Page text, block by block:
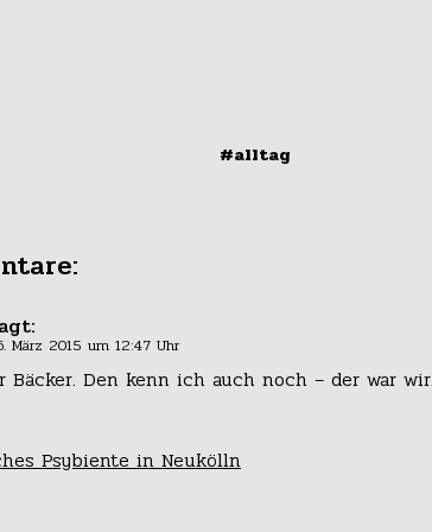
#alltag
März 2015 um 12:47 Uhr
Bäcker. Den kenn ich auch noch – der war
Psybiente in Neukölln